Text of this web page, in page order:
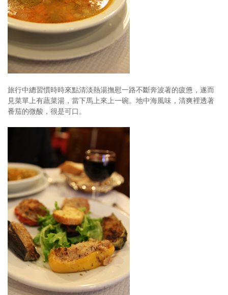
旅行中總習慣時時來點清淡熱湯撫慰一路不斷奔波著的疲憊，遂而
見菜單上有蔬菜湯，當下馬上來上一碗。地中海風味，清爽裡透著
番茄的微酸，很是可口。